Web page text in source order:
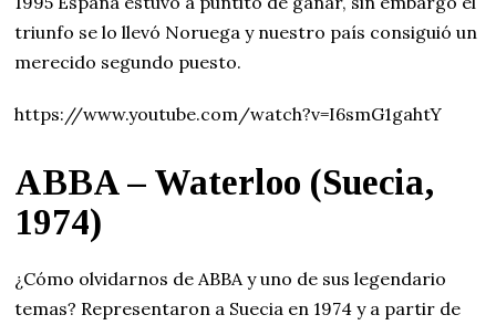
triunfo se lo llevó Noruega y nuestro país consiguió un
merecido segundo puesto.
https://www.youtube.com/watch?v=I6smG1gahtY
ABBA – Waterloo (Suecia,
1974)
¿Cómo olvidarnos de ABBA y uno de sus legendario
temas? Representaron a Suecia en 1974 y a partir de